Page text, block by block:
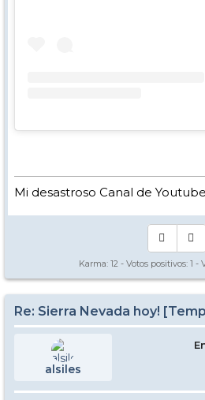
Mi desastroso Canal de Youtube
Karma: 12 - Votos positivos: 1 -
Re: Sierra Nevada hoy!
alsiles